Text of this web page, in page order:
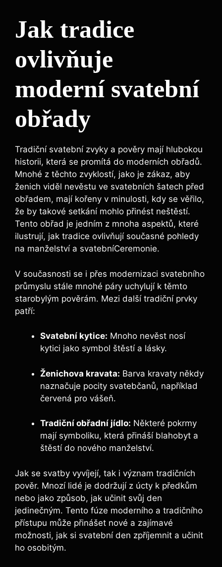
Jak tradice
ovlivňuje
moderní svatební
obřady
Tradiční svatební zvyky a pověry mají hlubokou
historii, která se promítá do moderních obřadů.
Mnohé z těchto zvyklostí, jako je zákaz, aby
ženich viděl nevěstu ve svatebních šatech před
obřadem, mají kořeny v minulosti, kdy se věřilo,
že by takové setkání mohlo přinést neštěstí.
Tento obřad je jedním z mnoha aspektů, které
ilustrují, jak tradice ovlivňují současné pohledy
na manželství a svatebníCeremonie.
V současnosti se i přes modernizaci svatebního
průmyslu stále mnohé páry uchylují k těmto
starobylým pověrám. Mezi další tradiční prvky
patří:
Svatební kytice: Mnoho nevěst nosí
kytici jako symbol štěstí a lásky.
Ženichova kravata: Barva kravaty někdy
naznačuje pocity svatebčanů, například
červená pro vášeň.
Tradiční obřadní jídlo: Některé pokrmy
mají symboliku, která přináší blahobyt a
štěstí do nového manželství.
Jak se svatby vyvíjejí, tak i význam tradičních
pověr. Mnozí lidé je dodržují z úcty k předkům
nebo jako způsob, jak učinit svůj den
jedinečným. Tento fúze moderního a tradičního
přístupu může přinášet nové a zajímavé
možnosti, jak si svatební den zpříjemnit a učinit
ho osobitým.